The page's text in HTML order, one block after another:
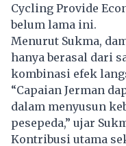
Cycling Provide
belum lama ini.
Menurut Sukma,
hanya berasal dari
kombinasi efek
“Capaian Jerman
dalam menyusun
pesepeda,” ujar
Kontribusi utama